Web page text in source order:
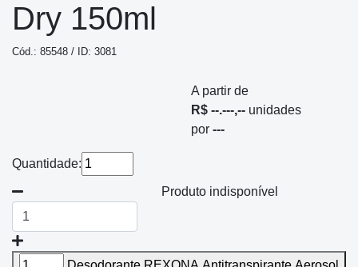
Dry 150ml
Cód.: 85548 / ID: 3081
A partir de
R$ --.---,-- unidades
por ---
Quantidade:
Produto indisponível